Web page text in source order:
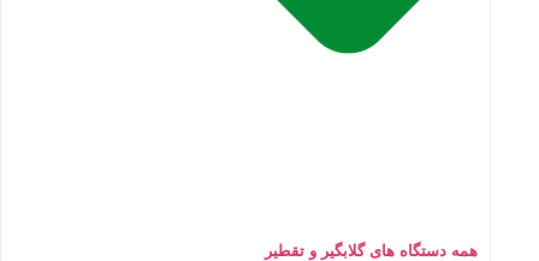
همه دستگاه های گلابگیر و تقطیر